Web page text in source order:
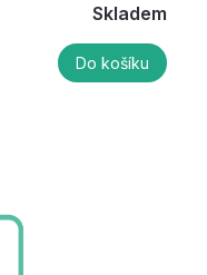
Skladem
Do košíku